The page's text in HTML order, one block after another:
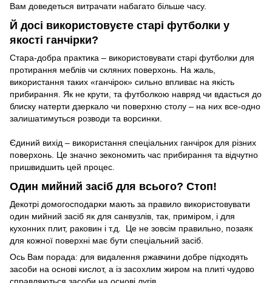
Вам доведеться витрачати набагато більше часу.
Й досі використовуєте старі футболки у
якості ганчірки?
Стара-добра практика – використовувати старі футболки для
протирання меблів чи скляних поверхонь. На жаль,
використання таких «ганчірок» сильно впливає на якість
прибирання. Як не крути, та футболкою навряд чи вдасться до
блиску натерти дзеркало чи поверхню столу – на них все-одно
залишатимуться розводи та ворсинки.
Єдиний вихід – використання спеціальних ганчірок для різних
поверхонь. Це значно зекономить час прибирання та відчутно
пришвидшить цей процес.
Один мийний засіб для всього? Стоп!
Декотрі домогосподарки мають за правило використовувати
один мийний засіб як для санвузлів, так, приміром, і для
кухонних плит, раковин і т.д. Це не зовсім правильно, позаяк
для кожної поверхні має бути спеціальний засіб.
Ось Вам порада: для видалення ржавчини добре підходять
засоби на основі кислот, а із засохлим жиром на плиті чудово
справляються засоби на основі лугів.